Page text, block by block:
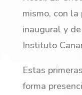
mismo, con
inaugural y
Instituto
Estas
forma